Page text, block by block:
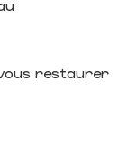
restaurer